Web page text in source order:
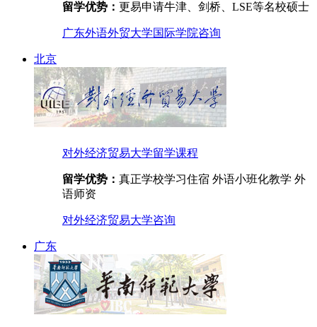
留学优势： 更易申请牛津、剑桥、LSE等名校硕士
广东外语外贸大学国际学院咨询
北京
对外经济贸易大学留学课程
留学优势： 真正学校学习住宿 外语小班化教学 外
语师资
对外经济贸易大学咨询
广东